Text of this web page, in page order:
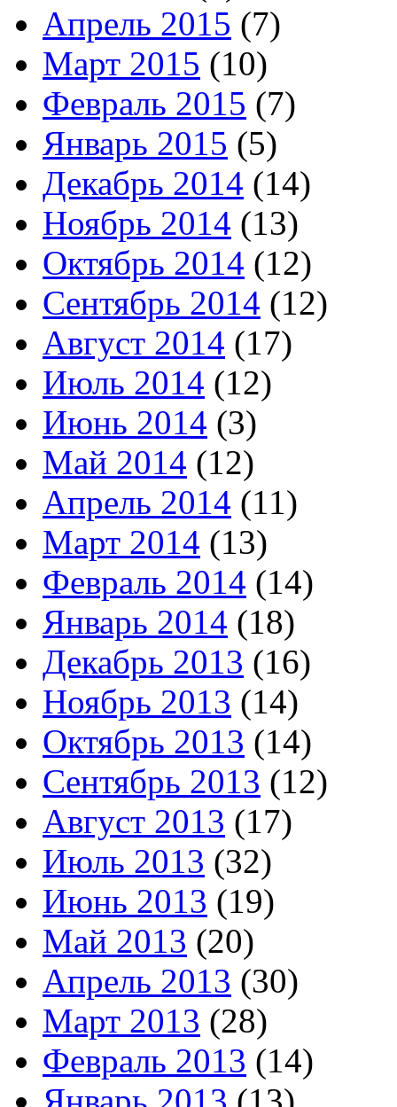
Апрель 2015 (7)
Март 2015 (10)
Февраль 2015 (7)
Январь 2015 (5)
Декабрь 2014 (14)
Ноябрь 2014 (13)
Октябрь 2014 (12)
Сентябрь 2014 (12)
Август 2014 (17)
Июль 2014 (12)
Июнь 2014 (3)
Май 2014 (12)
Апрель 2014 (11)
Март 2014 (13)
Февраль 2014 (14)
Январь 2014 (18)
Декабрь 2013 (16)
Ноябрь 2013 (14)
Октябрь 2013 (14)
Сентябрь 2013 (12)
Август 2013 (17)
Июль 2013 (32)
Июнь 2013 (19)
Май 2013 (20)
Апрель 2013 (30)
Март 2013 (28)
Февраль 2013 (14)